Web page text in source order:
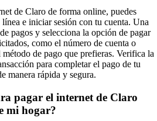
de Claro de forma online, puedes
e iniciar sesión con tu cuenta. Una
pagos y selecciona la opción de pagar
como el número de cuenta o
de pago que prefieras. Verifica la
para completar el pago de tu
manera rápida y segura.
pagar el internet de Claro
mi hogar?